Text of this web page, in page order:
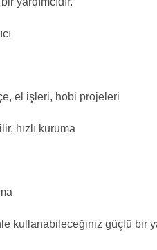
el işleri, hobi projeleri
hızlı kuruma
güçlü bir